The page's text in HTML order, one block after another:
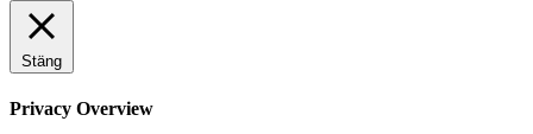
Stäng
Privacy Overview